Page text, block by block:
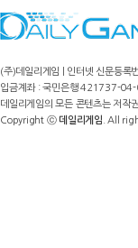
(주)데일리게임 | 인터넷 신문등
입금계좌 : 국민은행 421737-
데일리게임의 모든 콘텐츠는 저작
Copyright ⓒ데일리게임 . All